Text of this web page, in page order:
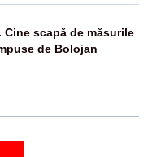
Cine scapă de măsurile
de Bolojan